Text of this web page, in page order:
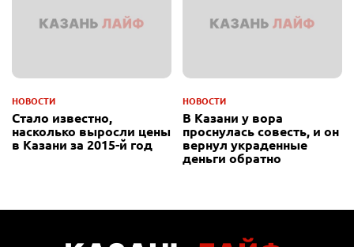
НОВОСТИ
Стало известно,
насколько выросли цены
в Казани за 2015-й год
НОВОСТИ
В Казани у вора
проснулась совесть, и он
вернул украденные
деньги обратно